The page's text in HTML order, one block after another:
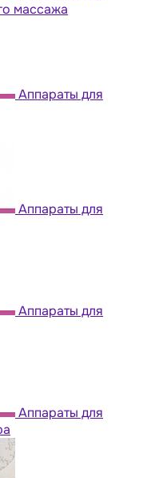
массажа
Аппараты для
Аппараты для
Аппараты для
Аппараты для